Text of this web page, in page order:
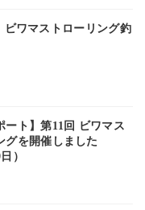
ビワマストローリング釣
ート】第11回 ビワマス
グを開催しました
）